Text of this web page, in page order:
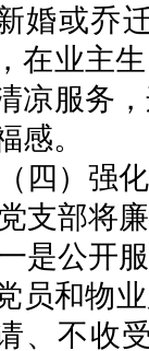
婚或乔
在业主
凉服务
感。
（四）强
党支部将
是公开
员和物
、不收